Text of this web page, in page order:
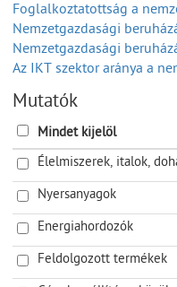
Foglalkoztatottság a
Nemzetgazdasági
Nemzetgazdasági
Az IKT szektor aránya a
Exportárbevétel aránya a
Egy főre jutó bruttó
Az információs és
Az információs és
Az információs és
Az információs és
(1990-2006)
Az információs és
áron (1990-2007)
Mutatók
Mindet kijelöl
Élelmiszerek, italok,
Nyersanyagok
Energiahordozók
Feldolgozott termékek